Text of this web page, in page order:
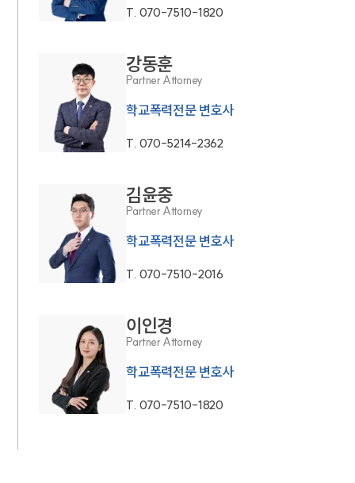
T. 070-7510-1820
강동훈
Partner Attorney
학교폭력전문 변호사
T. 070-5214-2362
김윤중
Partner Attorney
학교폭력전문 변호사
T. 070-7510-2016
이인경
Partner Attorney
학교폭력전문 변호사
T. 070-7510-1820